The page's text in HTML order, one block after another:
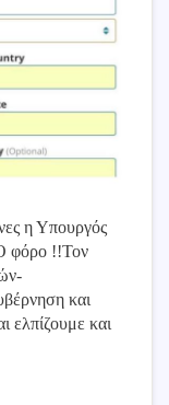
η Υπουργός
φόρο !!Τον
και
ελπίζουμε και